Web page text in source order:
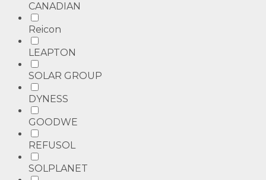
CANADIAN
Reicon
LEAPTON
SOLAR GROUP
DYNESS
GOODWE
REFUSOL
SOLPLANET